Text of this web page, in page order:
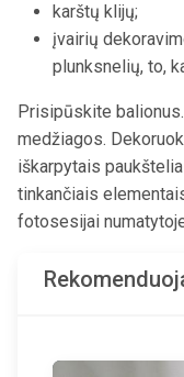
karštų klijų;
įvairių
plunksnelių, to,
Prisipūskite
medžiagos.
iškarpytais
tinkančiais
fotosesijai